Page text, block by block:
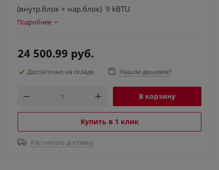
(внутр.блок + нар.блок) 9 kBTU
Подробнее
24 500.99 руб.
Достаточно на складе Нашли дешевле?
В корзину
Купить в 1 клик
Рассчитать доставку